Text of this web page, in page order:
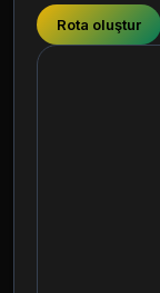
Rota oluştur